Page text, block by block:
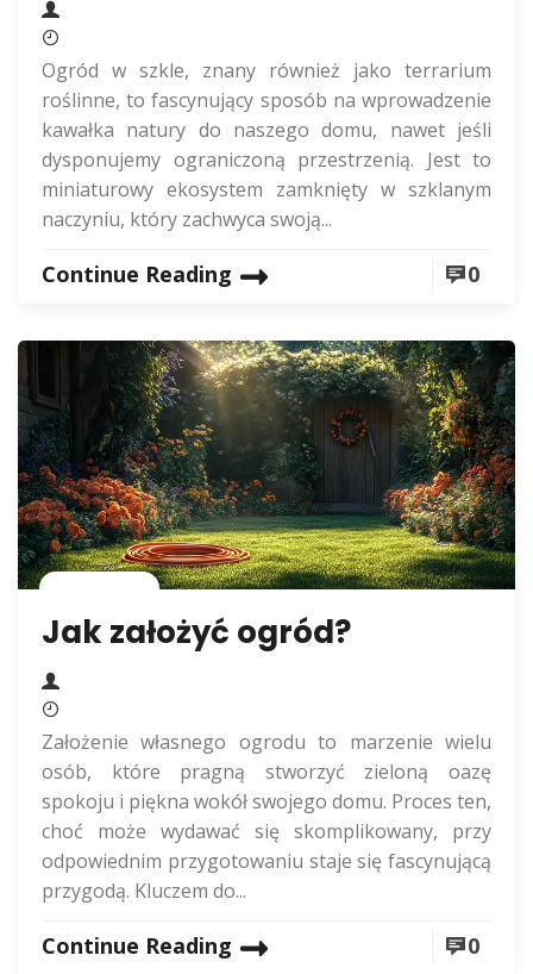
Ogród w szkle, znany również jako terrarium
roślinne, to fascynujący sposób na wprowadzenie
kawałka natury do naszego domu, nawet jeśli
dysponujemy ograniczoną przestrzenią. Jest to
miniaturowy ekosystem zamknięty w szklanym
naczyniu, który zachwyca swoją...
Continue Reading 0
Jak założyć ogród?
Założenie własnego ogrodu to marzenie wielu
osób, które pragną stworzyć zieloną oazę
spokoju i piękna wokół swojego domu. Proces ten,
choć może wydawać się skomplikowany, przy
odpowiednim przygotowaniu staje się fascynującą
przygodą. Kluczem do...
Continue Reading 0